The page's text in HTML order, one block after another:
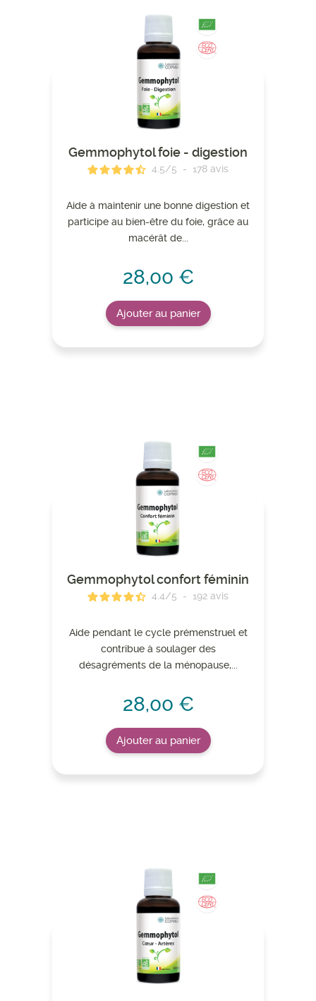
Gemmophytol foie - digestion
4.5/5 - 178 avis
Aide à maintenir une bonne digestion et
participe au bien-être du foie, grâce au
macérât de...
28,00 €
Ajouter au panier
Gemmophytol confort féminin
4.4/5 - 192 avis
Aide pendant le cycle prémenstruel et
contribue à soulager des
désagréments de la ménopause,...
28,00 €
Ajouter au panier